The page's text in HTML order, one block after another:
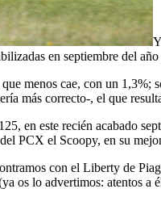
en septiembre del
menos cae, con un 1,3%;
más correcto-, el que
en este recién acabado
PCX el Scoopy, en su
con el Liberty de
os lo advertimos: atentos